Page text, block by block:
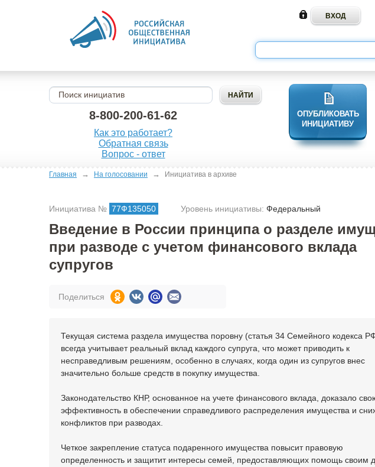
8-800-200-61-62
Как это работает?
Обратная связь
Вопрос - ответ
ОПУБЛИКОВАТЬ
ИНИЦИАТИВУ
Главная → На голосовании → Инициатива в архиве
Инициатива № 77Ф135050 Уровень инициативы: Федеральный
Введение в России принципа о разделе
при разводе с учетом финансового вклада
супругов
Поделиться
Текущая система раздела имущества поровну (статья 34 Семейного кодекса
всегда учитывает реальный вклад каждого супруга, что может приводить к
несправедливым решениям, особенно в случаях, когда один из супругов внес
значительно больше средств в покупку имущества.
Законодательство КНР, основанное на учете финансового вклада, доказало
эффективность в обеспечении справедливого распределения имущества и
конфликтов при разводах.
Четкое закрепление статуса подаренного имущества повысит правовую
определенность и защитит интересы семей, предоставляющих помощь своим